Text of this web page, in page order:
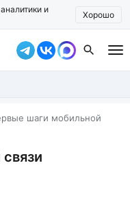
и
Хорошо
шаги мобильной